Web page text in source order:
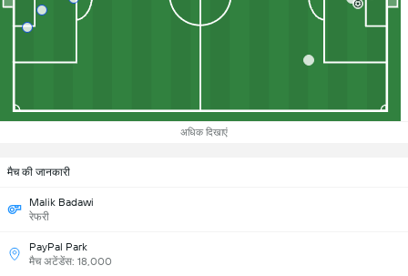
अधिक दिखाएं
मैच की जानकारी
Malik Badawi
रेफरी
PayPal Park
मैच अटेंडेंस: 18,000